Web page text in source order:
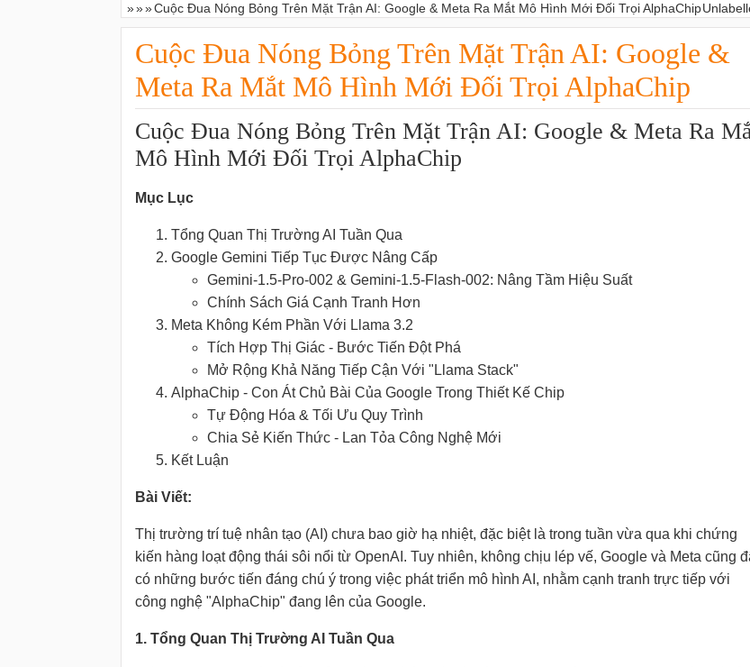
»»»Cuộc Đua Nóng Bỏng Trên Mặt Trận AI: Google & Meta Ra Mắt Mô Hình Mới Đối Trọi AlphaChip
Cuộc Đua Nóng Bỏng Trên Mặt Trận AI: Google &
Meta Ra Mắt Mô Hình Mới Đối Trọi AlphaChip
Cuộc Đua Nóng Bỏng Trên Mặt Trận AI: Google & Meta Ra
Mô Hình Mới Đối Trọi AlphaChip
Mục Lục
Tổng Quan Thị Trường AI Tuần Qua
Google Gemini Tiếp Tục Được Nâng Cấp
Gemini-1.5-Pro-002 & Gemini-1.5-Flash-002: Nâng Tầm Hiệu Suất
Chính Sách Giá Cạnh Tranh Hơn
Meta Không Kém Phần Với Llama 3.2
Tích Hợp Thị Giác - Bước Tiến Đột Phá
Mở Rộng Khả Năng Tiếp Cận Với "Llama Stack"
AlphaChip - Con Át Chủ Bài Của Google Trong Thiết Kế Chip
Tự Động Hóa & Tối Ưu Quy Trình
Chia Sẻ Kiến Thức - Lan Tỏa Công Nghệ Mới
Kết Luận
Bài Viết:
Thị trường trí tuệ nhân tạo (AI) chưa bao giờ hạ nhiệt, đặc biệt là trong tuần vừa qua khi chứng
kiến hàng loạt động thái sôi nổi từ OpenAI. Tuy nhiên, không chịu lép vế, Google và Meta cũng
có những bước tiến đáng chú ý trong việc phát triển mô hình AI, nhằm cạnh tranh trực tiếp với
công nghệ "AlphaChip" đang lên của Google.
1. Tổng Quan Thị Trường AI Tuần Qua